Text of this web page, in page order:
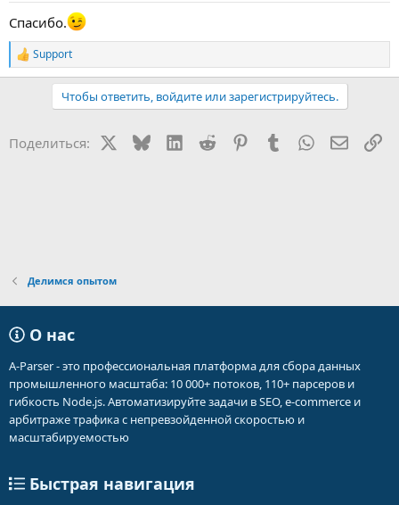
Спасибо.
Р
е
и
Support
Чтобы ответить, войдите или зарегистрируйтесь.
Поделиться: BlueskyLinkedIn
Reddit PinterestTumblr WhatsApp
Делимся опытом
О нас
A-Parser - это профессиональная платформа для сбора данных
промышленного масштаба: 10 000+ потоков, 110+ парсеров и
гибкость Node.js. Автоматизируйте задачи в SEO, e-commerce и
арбитраже трафика с непревзойденной скоростью и
масштабируемостью
Быстрая навигация